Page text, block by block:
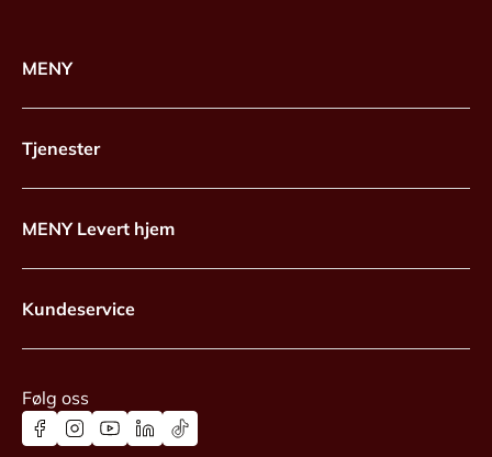
MENY
Tjenester
MENY Levert hjem
Kundeservice
Følg oss